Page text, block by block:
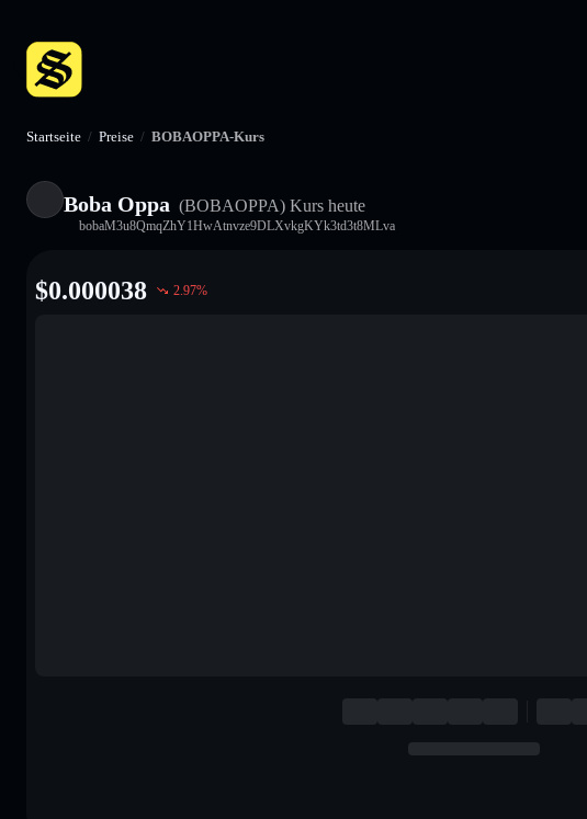
Startseite / Preise / BOBAOPPA-Kurs
Boba Oppa (BOBAOPPA) Kurs heute
bobaM3u8QmqZhY1HwAtnvze9DLXvkgKYk3td3t8MLva
$0.000038 2.97%